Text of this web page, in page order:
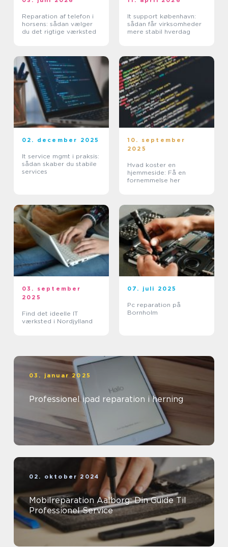
Reparation af telefon i
horsens: sådan vælger
du det rigtige værksted
It support københavn:
sådan får virksomheder
mere stabil hverdag
02. december 2025
It service mgmt i praksis:
sådan skaber du stabile
services
10. september
2025
Hvad koster en
hjemmeside: Få en
fornemmelse her
03. september
2025
Find det ideelle IT
værksted i Nordjylland
07. juli 2025
Pc reparation på
Bornholm
03. januar 2025
Professionel ipad reparation i herning
02. oktober 2024
Mobilreparation Aalborg: Din Guide Til
Professionel Service